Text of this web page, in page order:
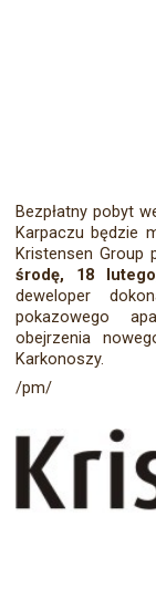
Bezpłatny pobyt
Karpaczu będzie
Kristensen Group
środę, 18
deweloper
pokazowego
obejrzenia
Karkonoszy.
/pm/